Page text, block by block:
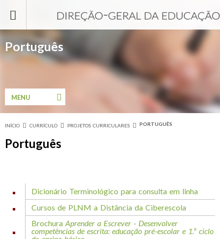
Português
Está aqui
INÍCIO CURRÍCULO PROJETOS CURRICULARES PORTUGUÊS
Português
Dicionário Terminológico para consulta em linha
Cursos de PLNM a Distância da Ciberescola
Brochura Aprender a Escrever - Desenvolver
competências de escrita: educação pré-escolar e 1.º ciclo
MENU